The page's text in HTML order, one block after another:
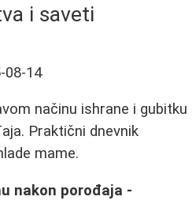
i saveti
08-14
načinu ishrane i gubitku
Praktični dnevnik
mame.
nakon porođaja -